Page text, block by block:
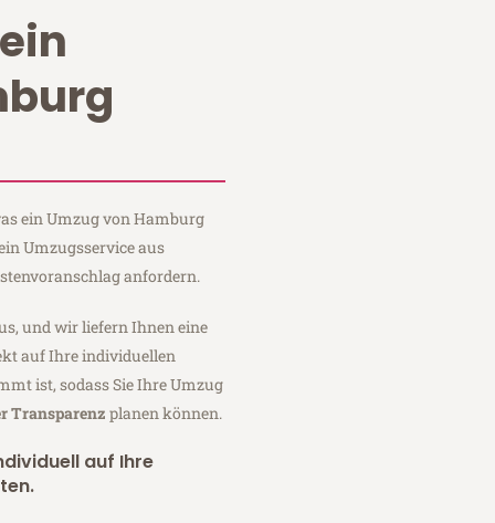
ein Umzug von Hamburg
Umzugsservice aus
anfordern.
und wir liefern Ihnen eine
auf Ihre individuellen
ist, sodass Sie Ihre Umzug
Transparenz planen können.
auf Ihre